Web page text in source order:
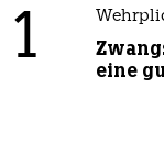
1
eine